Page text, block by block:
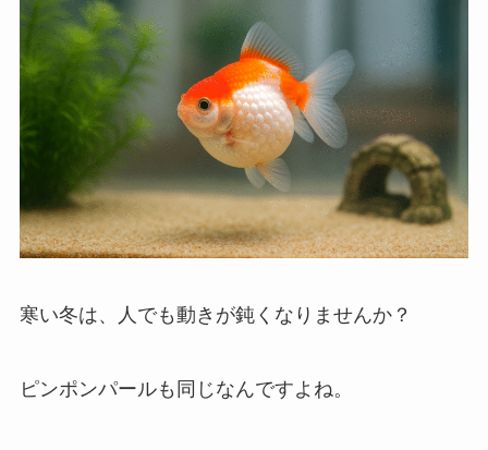
寒い冬は、人でも動きが鈍くなりませんか？
ピンポンパールも同じなんですよね。